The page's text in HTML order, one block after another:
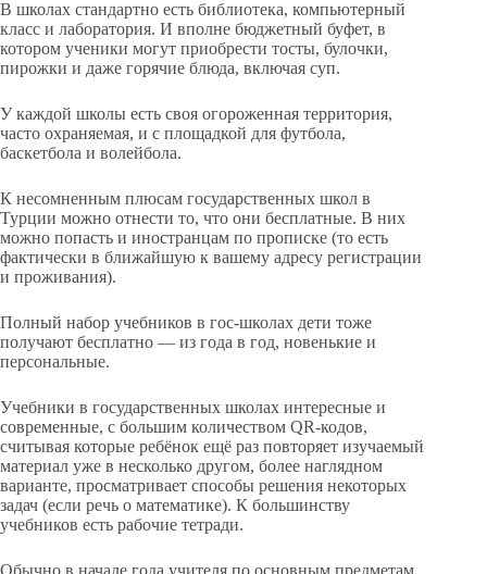
В школах стандартно есть библиотека, компьютерный
класс и лаборатория. И вполне бюджетный буфет, в
котором ученики могут приобрести тосты, булочки,
пирожки и даже горячие блюда, включая суп.
У каждой школы есть своя огороженная территория,
часто охраняемая, и с площадкой для футбола,
баскетбола и волейбола.
К несомненным плюсам государственных школ в
Турции можно отнести то, что они бесплатные. В них
можно попасть и иностранцам по прописке (то есть
фактически в ближайшую к вашему адресу регистрации
и проживания).
Полный набор учебников в гос-школах дети тоже
получают бесплатно — из года в год, новенькие и
персональные.
Учебники в государственных школах интересные и
современные, с большим количеством QR-кодов,
считывая которые ребёнок ещё раз повторяет изучаемый
материал уже в несколько другом, более наглядном
варианте, просматривает способы решения некоторых
задач (если речь о математике). К большинству
учебников есть рабочие тетради.
Обычно в начале года учителя по основным предметам